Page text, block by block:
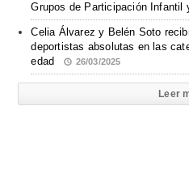
Grupos de Participación Infantil
Celia Álvarez y Belén Soto
deportistas absolutas en las
edad
26/03/2025
Leer